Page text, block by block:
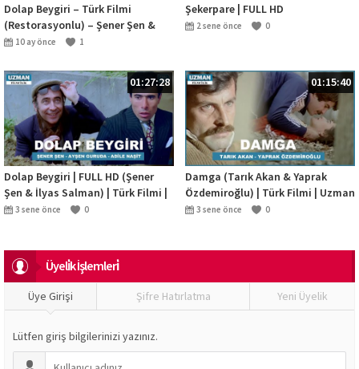
Dolap Beygiri – Türk Filmi
(Restorasyonlu) – Şener Şen &
İlyas Salman #şenerşen
10 ay önce 1
Şekerpare | FULL HD
2 sene önce 0
01:27:28
Dolap Beygiri | FULL HD (Şener
Şen & İlyas Salman) | Türk Filmi |
Uzman Filmcilik
3 sene önce 0
01:15:40
Damga (Tarık Akan & Yaprak
Özdemiroğlu) | Türk Filmi | Uzman
Filmcilik
3 sene önce 0
Üyeli̇k İşlemleri̇
Üye Girişi Şifre Hatırlatma Yeni Üyelik
Lütfen giriş bilgilerinizi yazınız.